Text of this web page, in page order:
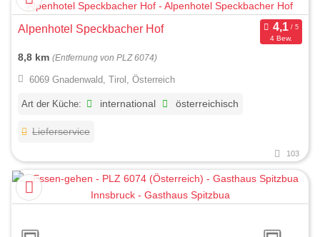
Alpenhotel Speckbacher Hof
4 Bew.
8,8 km (Entfernung von PLZ 6074)
6069 Gnadenwald, Tirol, Österreich
Art der Küche: international österreichisch
Lieferservice
103